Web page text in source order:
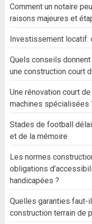
Comment un notaire
raisons majeures et
Investissement locatif:
Quels conseils
une construction court
Une rénovation court
machines spécialisées
Stades de football
et de la mémoire
Les normes
obligations
handicapées ?
Quelles garanties faut-
construction terrain de